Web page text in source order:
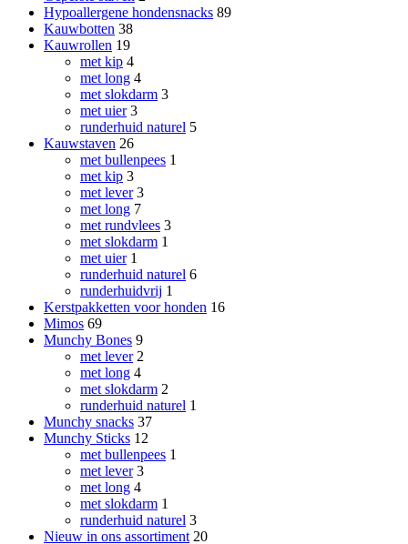
Hypoallergene hondensnacks 89
Kauwbotten 38
Kauwrollen 19
met kip 4
met long 4
met slokdarm 3
met uier 3
runderhuid naturel 5
Kauwstaven 26
met bullenpees 1
met kip 3
met lever 3
met long 7
met rundvlees 3
met slokdarm 1
met uier 1
runderhuid naturel 6
runderhuidvrij 1
Kerstpakketten voor honden 16
Mimos 69
Munchy Bones 9
met lever 2
met long 4
met slokdarm 2
runderhuid naturel 1
Munchy snacks 37
Munchy Sticks 12
met bullenpees 1
met lever 3
met long 4
met slokdarm 1
runderhuid naturel 3
Nieuw in ons assortiment 20